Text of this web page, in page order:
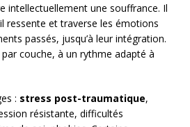
intellectuellement une souffrance. Il
ressente et traverse les émotions
passés, jusqu’à leur intégration.
couche, à un rythme adapté à
: stress post-traumatique,
résistante, difficultés